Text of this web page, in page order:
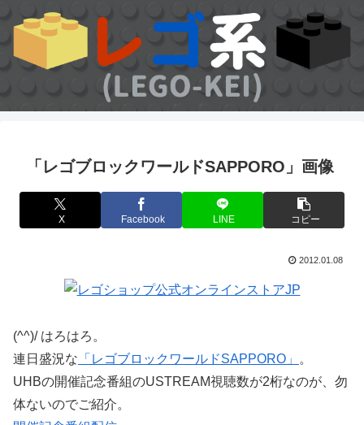
「レゴブロックワールドSAPPORO」画像
X Facebook LINE コピー
2012.01.08
(^^)/ はろはろ。
連日盛況な 「レゴブロックワールドSAPPORO」
。
UHBの開催記念番組のUSTREAM視聴数が2桁なのが、勿
体ないのでご紹介。